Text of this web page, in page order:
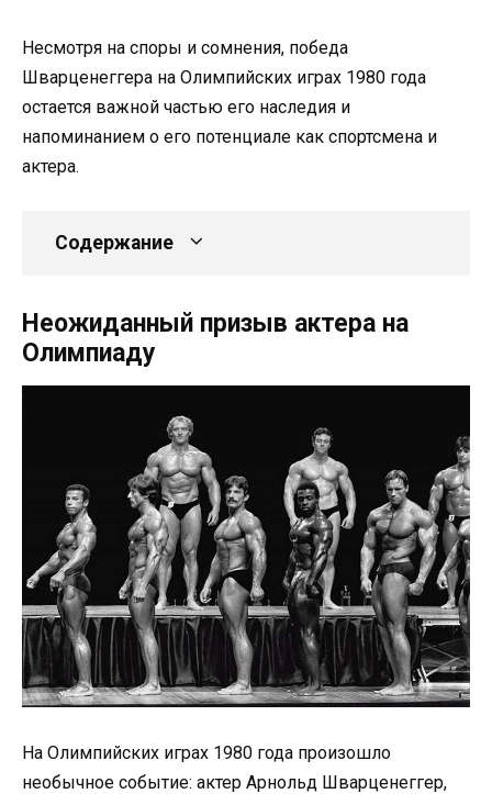
Несмотря на споры и сомнения, победа
Шварценеггера на Олимпийских играх 1980 года
остается важной частью его наследия и
напоминанием о его потенциале как спортсмена и
актера.
Содержание
Неожиданный призыв актера на
Олимпиаду
На Олимпийских играх 1980 года произошло
необычное событие: актер Арнольд Шварценеггер,